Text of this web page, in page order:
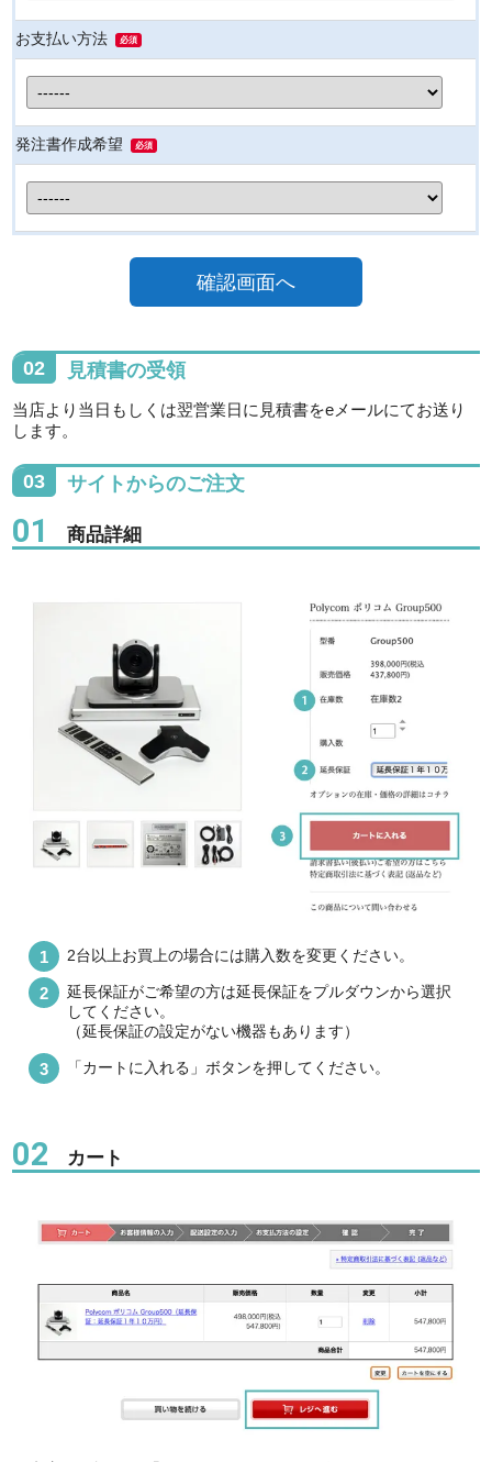
お支払い方法 必須
発注書作成希望 必須
02 見積書の受領
当店より当日もしくは翌営業日に見積書をeメールにてお送り
します。
03 サイトからのご注文
01 商品詳細
2台以上お買上の場合には購入数を変更ください。
延長保証がご希望の方は延長保証をプルダウンから選択
してください。
（延長保証の設定がない機器もあります）
「カートに入れる」ボタンを押してください。
02 カート